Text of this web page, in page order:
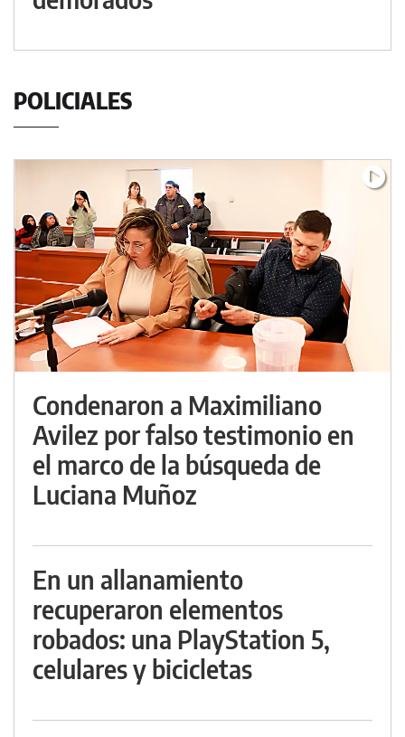
POLICIALES
Condenaron a Maximiliano
Avilez por falso testimonio en
el marco de la búsqueda de
Luciana Muñoz
En un allanamiento
recuperaron elementos
robados: una PlayStation 5,
celulares y bicicletas